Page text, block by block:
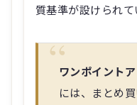
質基準が設けられて
ワンポイント
には、まとめ